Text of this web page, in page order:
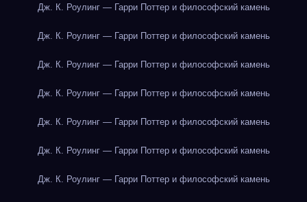
Дж. К. Роулинг — Гарри Поттер и философский камень
Дж. К. Роулинг — Гарри Поттер и философский камень
Дж. К. Роулинг — Гарри Поттер и философский камень
Дж. К. Роулинг — Гарри Поттер и философский камень
Дж. К. Роулинг — Гарри Поттер и философский камень
Дж. К. Роулинг — Гарри Поттер и философский камень
Дж. К. Роулинг — Гарри Поттер и философский камень